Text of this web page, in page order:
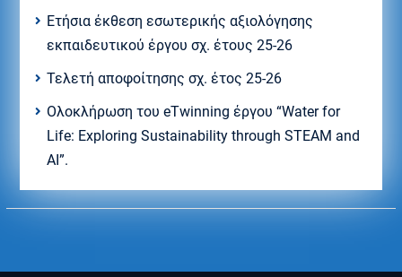
Ετήσια έκθεση εσωτερικής αξιολόγησης
εκπαιδευτικού έργου σχ. έτους 25-26
Τελετή αποφοίτησης σχ. έτος 25-26
Ολοκλήρωση του eTwinning έργου “Water for
Life: Exploring Sustainability through STEAM and
AI”.